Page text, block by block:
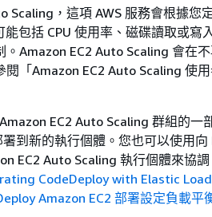
Scaling，這項 AWS 服務會根據您
包括 CPU 使用率、磁碟讀取或寫
Amazon EC2 Auto Scaling 會在
「Amazon EC2 Auto Scaling 使用
EC2 Auto Scaling 群組的一
到新的執行個體。您也可以使用
EC2 Auto Scaling 執行個體來協
CodeDeploy with Elastic
Amazon EC2 部署設定負載平